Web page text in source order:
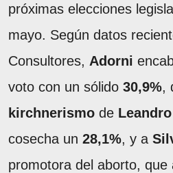
próximas elecciones
mayo. Según datos
Consultores, Adorni
voto con un sólido 30,9%,
kirchnerismo de
cosecha un 28,1%, y a
promotora del aborto, que